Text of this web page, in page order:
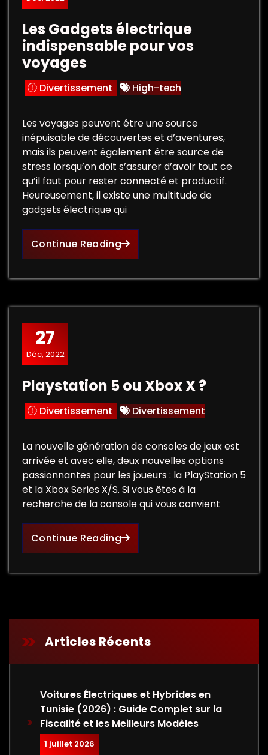
Les Gadgets électrique
indispensable pour vos
voyages
Divertissement High-tech
Les voyages peuvent être une source
inépuisable de découvertes et d’aventures,
mais ils peuvent également être source de
stress lorsqu’on doit s’assurer d’avoir tout ce
qu’il faut pour rester connecté et productif.
Heureusement, il existe une multitude de
gadgets électrique qui
Continue Reading
27
Déc, 2022
Playstation 5 ou Xbox X ?
Divertissement Divertissement
La nouvelle génération de consoles de jeux est
arrivée et avec elle, deux nouvelles options
passionnantes pour les joueurs : la PlayStation 5
et la Xbox Series X/S. Si vous êtes à la
recherche de la console qui vous convient
Continue Reading
Articles Récents
Voitures Électriques et Hybrides en
Tunisie (2026) : Guide Complet sur la
Fiscalité et les Meilleurs Modèles
1 juillet 2026